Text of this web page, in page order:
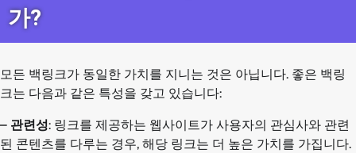
가?
모든 백링크가 동일한 가치를 지니는 것은 아닙니다. 좋은 백링
크는 다음과 같은 특성을 갖고 있습니다:
– 관련성: 링크를 제공하는 웹사이트가 사용자의 관심사와 관련
된 콘텐츠를 다루는 경우, 해당 링크는 더 높은 가치를 가집니다.